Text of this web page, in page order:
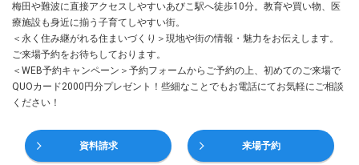
梅田や難波に直接アクセスしやすいあびこ駅へ徒歩10分。教育や買い物、医
療施設も身近に揃う子育てしやすい街。
＜永く住み継がれる住まいづくり＞現地や街の情報・魅力をお伝えします。
ご来場予約をお待ちしております。
＜WEB予約キャンペーン＞予約フォームからご予約の上、初めてのご来場で
QUOカード2000円分プレゼント！些細なことでもお電話にてお気軽にご相談
ください！
資料請求 来場予約